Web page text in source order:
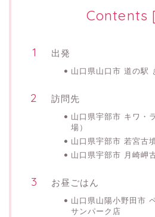
Contents
出発
山口県山口市 道の駅
訪問先
山口県宇部市 キワ・
場）
山口県宇部市 若宮古
山口県宇部市 月崎岬
お昼ごはん
山口県山陽小野田市
サンパーク店